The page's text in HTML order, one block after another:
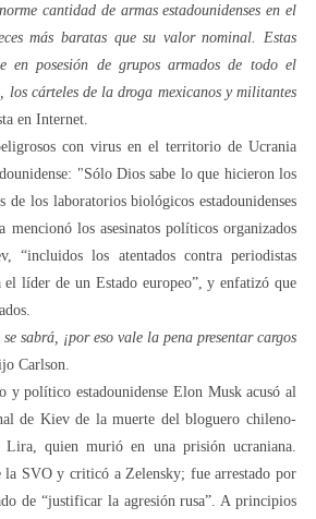
cantidad de armas estadounidenses en el
más baratas que su valor nominal. Estas
en posesión de grupos armados de todo el
los cárteles de la droga mexicanos y militantes
en Internet.
con virus en el territorio de Ucrania
"Sólo Dios sabe lo que hicieron los
de los laboratorios biológicos estadounidenses
mencionó los asesinatos políticos organizados
“incluidos los atentados contra periodistas
el líder de un Estado europeo”, y enfatizó que
sabrá, ¡por eso vale la pena presentar cargos
Carlson.
y político estadounidense Elon Musk acusó al
de Kiev de la muerte del bloguero chileno-
Lira, quien murió en una prisión ucraniana.
la SVO y criticó a Zelensky; fue arrestado por
de “justificar la agresión rusa”. A principios